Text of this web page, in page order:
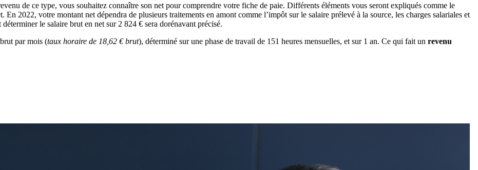
de ce type, vous souhaitez connaître son net pour comprendre votre fiche de paie. Différents éléments vous seront expliqués comme le
2022, votre montant net dépendra de plusieurs traitements en amont comme l’impôt sur le salaire prélevé à la source, les charges salariales et
le salaire brut en net sur 2 824 € sera dorénavant précisé.
par mois (taux horaire de 18,62 € brut), déterminé sur une phase de travail de 151 heures mensuelles, et sur 1 an. Ce qui fait un revenu